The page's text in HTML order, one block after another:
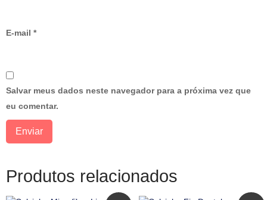
E-mail *
Salvar meus dados neste navegador para a próxima vez que
eu comentar.
Produtos relacionados